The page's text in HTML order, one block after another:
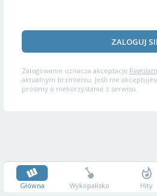
ZALOGUJ
Zalogowanie oznacza akceptację
aktualnym brzmieniu. Jeśli nie
prosimy o niekorzystanie z serwisu.
Główna Wykopalisko Hity